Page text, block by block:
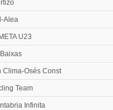
Alea
U23
Clima-Osés Const
Team
Infinita